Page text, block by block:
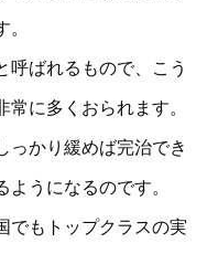
呼ばれるもので、こう
に多くおられます。
っかり緩めば完治でき
うになるのです。
でもトップクラスの実